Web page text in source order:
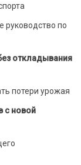
руководство по
откладывания
потери урожая
с новой